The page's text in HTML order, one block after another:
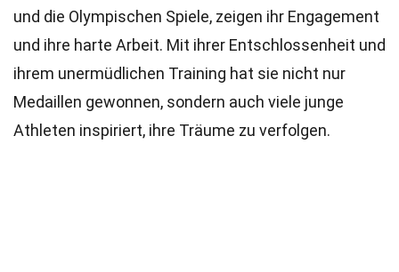
und die Olympischen Spiele, zeigen ihr Engagement
und ihre harte Arbeit. Mit ihrer Entschlossenheit und
ihrem unermüdlichen Training hat sie nicht nur
Medaillen gewonnen, sondern auch viele junge
Athleten inspiriert, ihre Träume zu verfolgen.